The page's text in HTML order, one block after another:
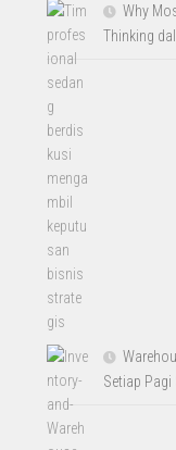
Why
Thinking
Setiap Pagi